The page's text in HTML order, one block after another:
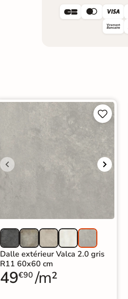
  


Dalle extérieur Valca 2.0 gris
R11 60x60 cm
49€90 /m²